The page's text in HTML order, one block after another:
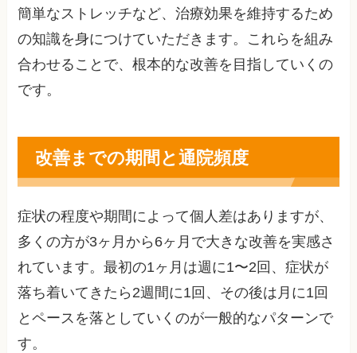
簡単なストレッチなど、治療効果を維持するため
の知識を身につけていただきます。これらを組み
合わせることで、根本的な改善を目指していくの
です。
改善までの期間と通院頻度
症状の程度や期間によって個人差はありますが、
多くの方が3ヶ月から6ヶ月で大きな改善を実感さ
れています。最初の1ヶ月は週に1〜2回、症状が
落ち着いてきたら2週間に1回、その後は月に1回
とペースを落としていくのが一般的なパターンで
す。